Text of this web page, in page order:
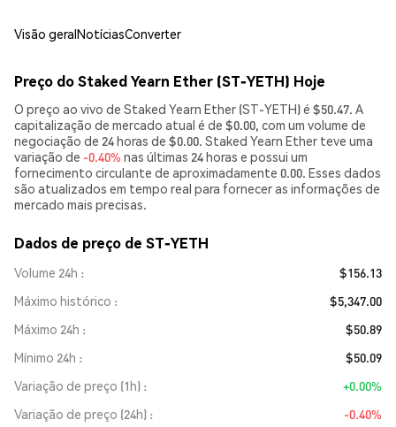
Visão geralNotíciasConverter
Preço do Staked Yearn Ether (ST-YETH) Hoje
O preço ao vivo de Staked Yearn Ether (ST-YETH) é $50.47. A
capitalização de mercado atual é de $0.00, com um volume de
negociação de 24 horas de $0.00. Staked Yearn Ether teve uma
variação de -0.40% nas últimas 24 horas e possui um
fornecimento circulante de aproximadamente 0.00. Esses dados
são atualizados em tempo real para fornecer as informações de
mercado mais precisas.
Dados de preço de ST-YETH
Volume 24h
$156.13
Máximo histórico
$5,347.00
Máximo 24h
$50.89
Mínimo 24h
$50.09
Variação de preço (1h)
+0.00%
Variação de preço (24h)
-0.40%